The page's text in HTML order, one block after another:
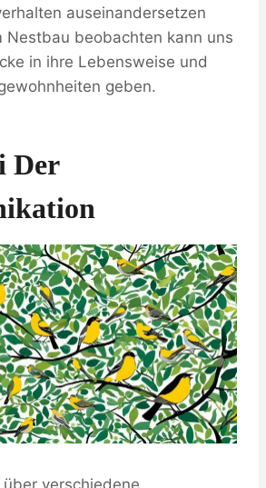
auseinandersetzen
Nestbau beobachten kann uns
in ihre Lebensweise und
geben.
Der